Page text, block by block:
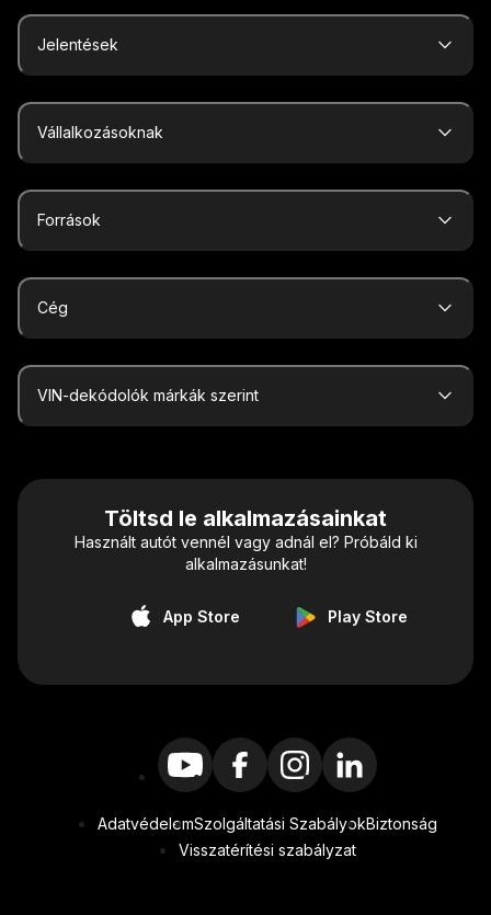
Jelentések
Vállalkozásoknak
Források
Cég
VIN-dekódolók márkák szerint
Töltsd le alkalmazásainkat
Használt autót vennél vagy adnál el? Próbáld ki
alkalmazásunkat!
App Store Play Store
AdatvédelemSzolgáltatási SzabályokBiztonság
Visszatérítési szabályzat